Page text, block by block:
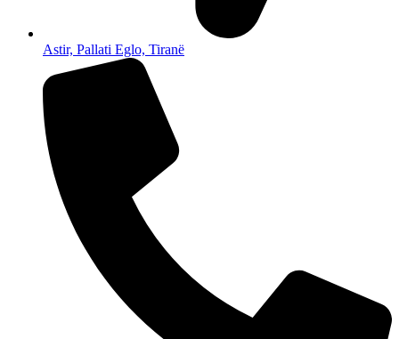
Astir, Pallati Eglo, Tiranë